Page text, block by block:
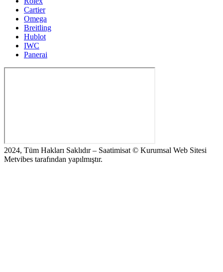
Cartier
Omega
Breitling
Hublot
IWC
Panerai
2024, Tüm Hakları Saklıdır – Saatimisat © Kurumsal Web Sitesi
Metvibes tarafından yapılmıştır.